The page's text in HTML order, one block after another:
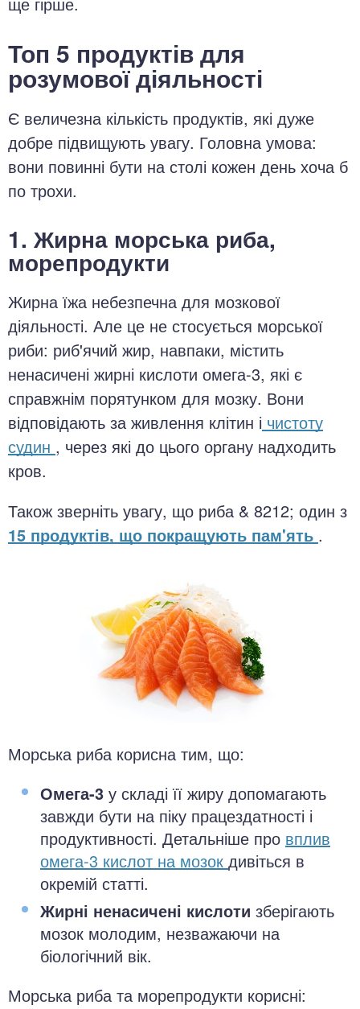
Топ 5 продуктів для
розумової діяльності
Є величезна кількість продуктів, які дуже
добре підвищують увагу. Головна умова:
вони повинні бути на столі кожен день хоча б
по трохи.
1. Жирна морська риба,
морепродукти
Жирна їжа небезпечна для мозкової
діяльності. Але це не стосується морської
риби: риб'ячий жир, навпаки, містить
ненасичені жирні кислоти омега-3, які є
справжнім порятунком для мозку. Вони
відповідають за живлення клітин і чистоту
судин , через які до цього органу надходить
кров.
Також зверніть увагу, що риба & 8212; один з
15 продуктів, що покращують пам'ять .
Морська риба корисна тим, що:
Омега-3 у складі її жиру допомагають
завжди бути на піку працездатності і
продуктивності. Детальніше про вплив
омега-3 кислот на мозок дивіться в
окремій статті.
Жирні ненасичені кислоти зберігають
мозок молодим, незважаючи на
біологічний вік.
Морська риба та морепродукти корисні: